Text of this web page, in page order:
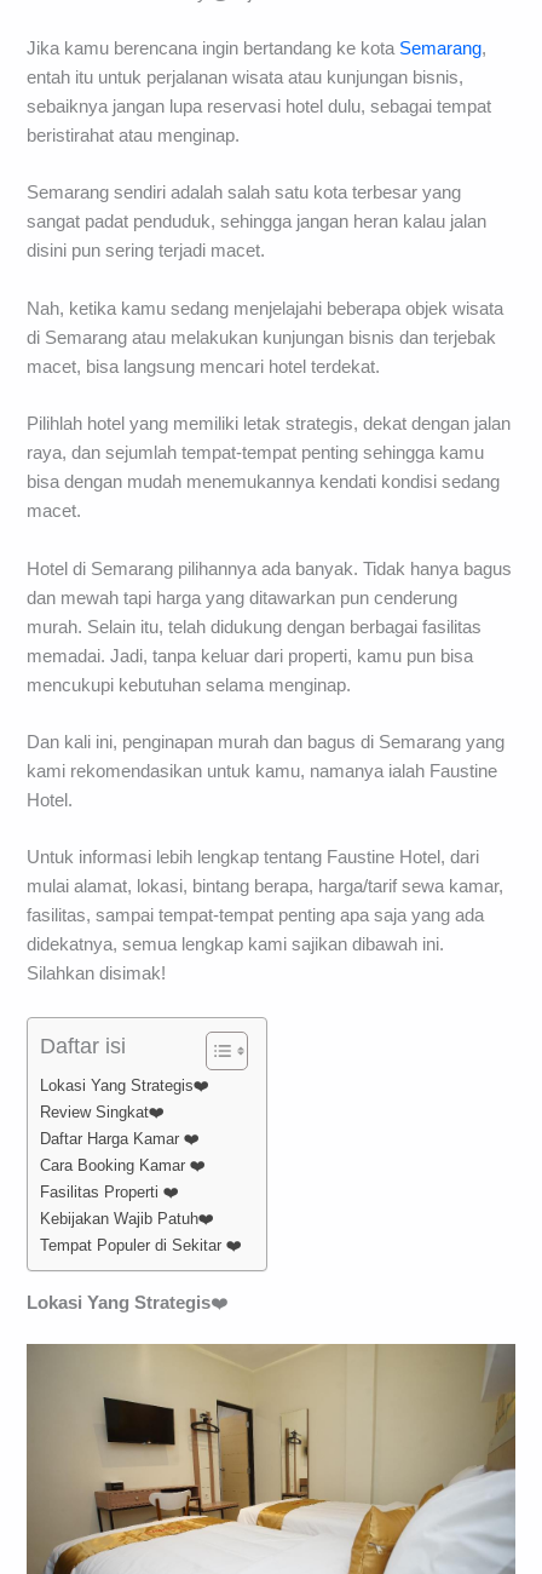
Jika kamu berencana ingin bertandang ke kota Semarang,
entah itu untuk perjalanan wisata atau kunjungan bisnis,
sebaiknya jangan lupa reservasi hotel dulu, sebagai tempat
beristirahat atau menginap.
Semarang sendiri adalah salah satu kota terbesar yang
sangat padat penduduk, sehingga jangan heran kalau jalan
disini pun sering terjadi macet.
Nah, ketika kamu sedang menjelajahi beberapa objek wisata
di Semarang atau melakukan kunjungan bisnis dan terjebak
macet, bisa langsung mencari hotel terdekat.
Pilihlah hotel yang memiliki letak strategis, dekat dengan jalan
raya, dan sejumlah tempat-tempat penting sehingga kamu
bisa dengan mudah menemukannya kendati kondisi sedang
macet.
Hotel di Semarang pilihannya ada banyak. Tidak hanya bagus
dan mewah tapi harga yang ditawarkan pun cenderung
murah. Selain itu, telah didukung dengan berbagai fasilitas
memadai. Jadi, tanpa keluar dari properti, kamu pun bisa
mencukupi kebutuhan selama menginap.
Dan kali ini, penginapan murah dan bagus di Semarang yang
kami rekomendasikan untuk kamu, namanya ialah Faustine
Hotel.
Untuk informasi lebih lengkap tentang Faustine Hotel, dari
mulai alamat, lokasi, bintang berapa, harga/tarif sewa kamar,
fasilitas, sampai tempat-tempat penting apa saja yang ada
didekatnya, semua lengkap kami sajikan dibawah ini.
Silahkan disimak!
Daftar isi
Lokasi Yang Strategis❤️
Review Singkat❤️
Daftar Harga Kamar ❤️
Cara Booking Kamar ❤️
Fasilitas Properti ❤️
Kebijakan Wajib Patuh❤️
Tempat Populer di Sekitar ❤️
Lokasi Yang Strategis❤️